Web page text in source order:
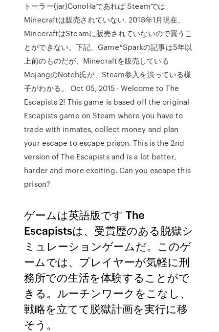
トーラー(jar)ConoHaであれば Steamでは
Minecraftは販売されていない. 2018年1月現在、
MinecraftはSteamに販売されていないので買うこ
とができない。下記、Game*Sparkの記事は5年以
上前のものだが、Minecraftを販売している
MojangのNotch氏が、Steam参入を渋っている様
子がわかる。 Oct 05, 2015 · Welcome to The
Escapists 2! This game is based off the original
Escapists game on Steam where you have to
trade with inmates, collect money and plan
your escape to escape prison. This is the 2nd
version of The Escapists and is a lot better,
harder and more exciting. Can you escape this
prison?
ゲームは英語版です The
Escapistsは、受賞歴のある脱獄シ
ミュレーションゲームだ。このゲ
ームでは、プレイヤーが気軽に刑
務所での生活を体験することがで
きる。ルーチンワークをこなし、
戦略を立てて脱獄計画を実行に移
そう。